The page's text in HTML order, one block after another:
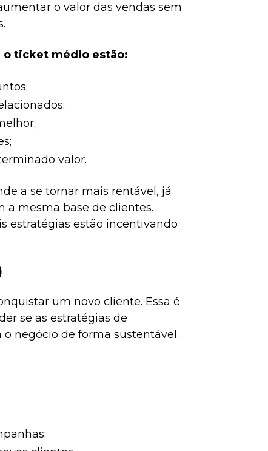
o valor das vendas sem
o ticket médio estão:
valor.
a se tornar mais rentável, já
a mesma base de clientes.
estratégias estão incentivando
um novo cliente. Essa é
se as estratégias de
negócio de forma sustentável.